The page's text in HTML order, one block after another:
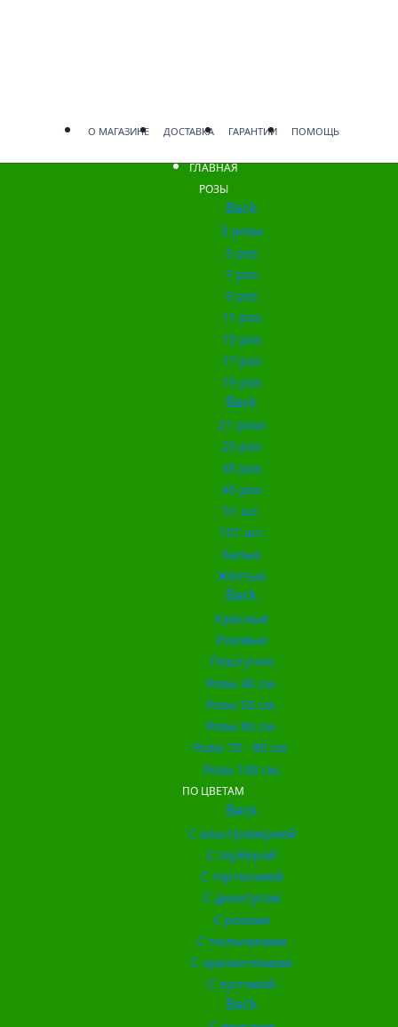
О МАГАЗИНЕ ДОСТАВКА ГАРАНТИИ ПОМОЩЬ
ГЛАВНАЯ
РОЗЫ
Back
3 розы
5 роз
7 роз
9 роз
11 роз
15 роз
17 роз
19 роз
Back
21 роза
25 роз
35 роз
45 роз
51 шт.
101 шт.
Белые
Жёлтые
Back
Красные
Розовые
Поштучно
Розы 40 см.
Розы 50 см.
Розы 60 см.
Розы 70 - 80 см.
Розы 100 см.
ПО ЦВЕТАМ
Back
С альстромерией
С герберой
С гортензией
С диантусом
С розами
С тюльпанами
С хризантемами
С эустомой
Back